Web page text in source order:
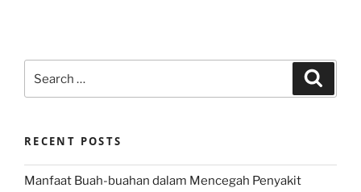
for:
RECENT POSTS
Manfaat Buah-buahan dalam Mencegah Penyakit